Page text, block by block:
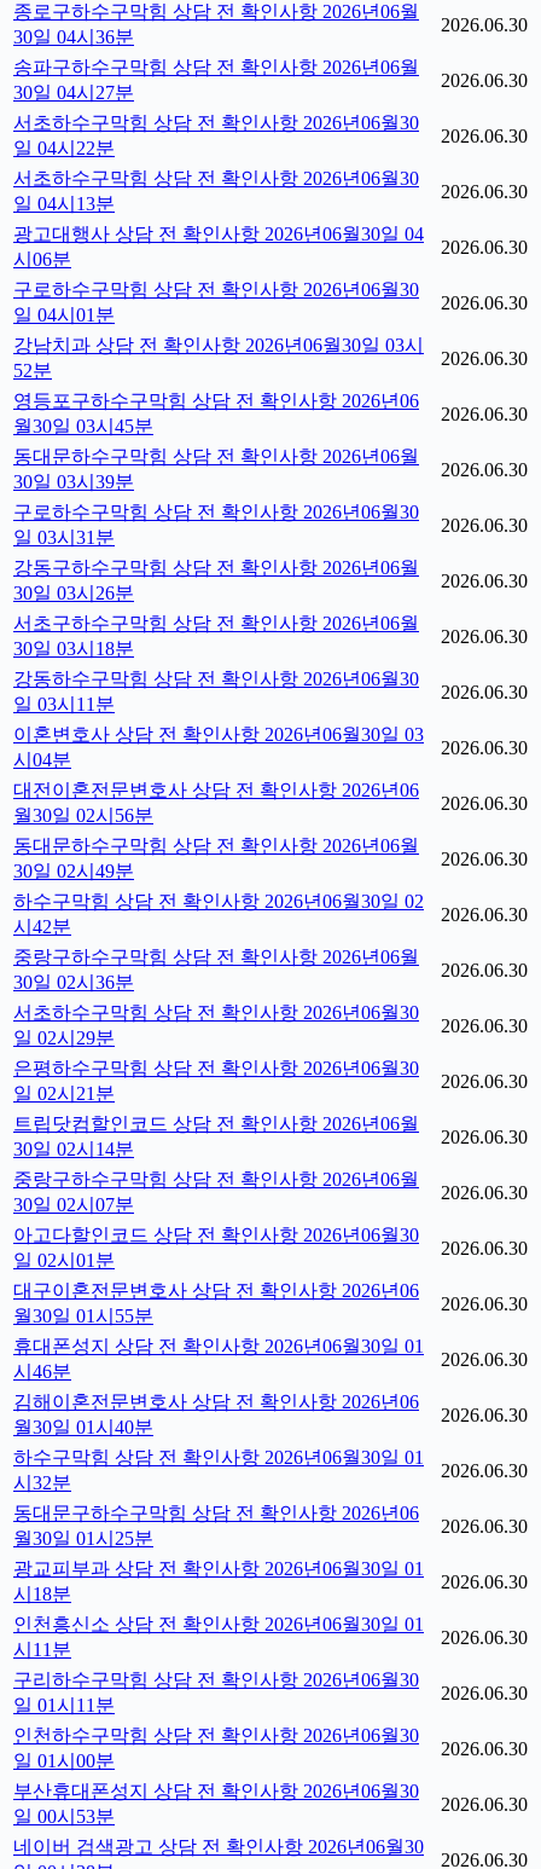
종로구하수구막힘 상담 전 확인사항 2026년06월
30일 04시36분
2026.06.30
송파구하수구막힘 상담 전 확인사항 2026년06월
30일 04시27분
2026.06.30
서초하수구막힘 상담 전 확인사항 2026년06월30
일 04시22분
2026.06.30
서초하수구막힘 상담 전 확인사항 2026년06월30
일 04시13분
2026.06.30
광고대행사 상담 전 확인사항 2026년06월30일 04
시06분
2026.06.30
구로하수구막힘 상담 전 확인사항 2026년06월30
일 04시01분
2026.06.30
강남치과 상담 전 확인사항 2026년06월30일 03시
52분
2026.06.30
영등포구하수구막힘 상담 전 확인사항 2026년06
월30일 03시45분
2026.06.30
동대문하수구막힘 상담 전 확인사항 2026년06월
30일 03시39분
2026.06.30
구로하수구막힘 상담 전 확인사항 2026년06월30
일 03시31분
2026.06.30
강동구하수구막힘 상담 전 확인사항 2026년06월
30일 03시26분
2026.06.30
서초구하수구막힘 상담 전 확인사항 2026년06월
30일 03시18분
2026.06.30
강동하수구막힘 상담 전 확인사항 2026년06월30
일 03시11분
2026.06.30
이혼변호사 상담 전 확인사항 2026년06월30일 03
시04분
2026.06.30
대전이혼전문변호사 상담 전 확인사항 2026년06
월30일 02시56분
2026.06.30
동대문하수구막힘 상담 전 확인사항 2026년06월
30일 02시49분
2026.06.30
하수구막힘 상담 전 확인사항 2026년06월30일 02
시42분
2026.06.30
중랑구하수구막힘 상담 전 확인사항 2026년06월
30일 02시36분
2026.06.30
서초하수구막힘 상담 전 확인사항 2026년06월30
일 02시29분
2026.06.30
은평하수구막힘 상담 전 확인사항 2026년06월30
일 02시21분
2026.06.30
트립닷컴할인코드 상담 전 확인사항 2026년06월
30일 02시14분
2026.06.30
중랑구하수구막힘 상담 전 확인사항 2026년06월
30일 02시07분
2026.06.30
아고다할인코드 상담 전 확인사항 2026년06월30
일 02시01분
2026.06.30
대구이혼전문변호사 상담 전 확인사항 2026년06
월30일 01시55분
2026.06.30
휴대폰성지 상담 전 확인사항 2026년06월30일 01
시46분
2026.06.30
김해이혼전문변호사 상담 전 확인사항 2026년06
월30일 01시40분
2026.06.30
하수구막힘 상담 전 확인사항 2026년06월30일 01
시32분
2026.06.30
동대문구하수구막힘 상담 전 확인사항 2026년06
월30일 01시25분
2026.06.30
광교피부과 상담 전 확인사항 2026년06월30일 01
시18분
2026.06.30
인천흥신소 상담 전 확인사항 2026년06월30일 01
시11분
2026.06.30
구리하수구막힘 상담 전 확인사항 2026년06월30
일 01시11분
2026.06.30
인천하수구막힘 상담 전 확인사항 2026년06월30
일 01시00분
2026.06.30
부산휴대폰성지 상담 전 확인사항 2026년06월30
일 00시53분
2026.06.30
네이버 검색광고 상담 전 확인사항 2026년06월30
2026.06.30